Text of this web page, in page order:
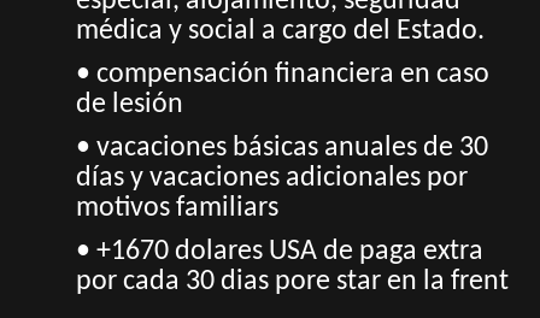
médica y social a cargo del Estado.
• compensación financiera en caso
de lesión
• vacaciones básicas anuales de 30
días y vacaciones adicionales por
motivos familiars
• +1670 dolares USA de paga extra
por cada 30 dias pore star en la frent